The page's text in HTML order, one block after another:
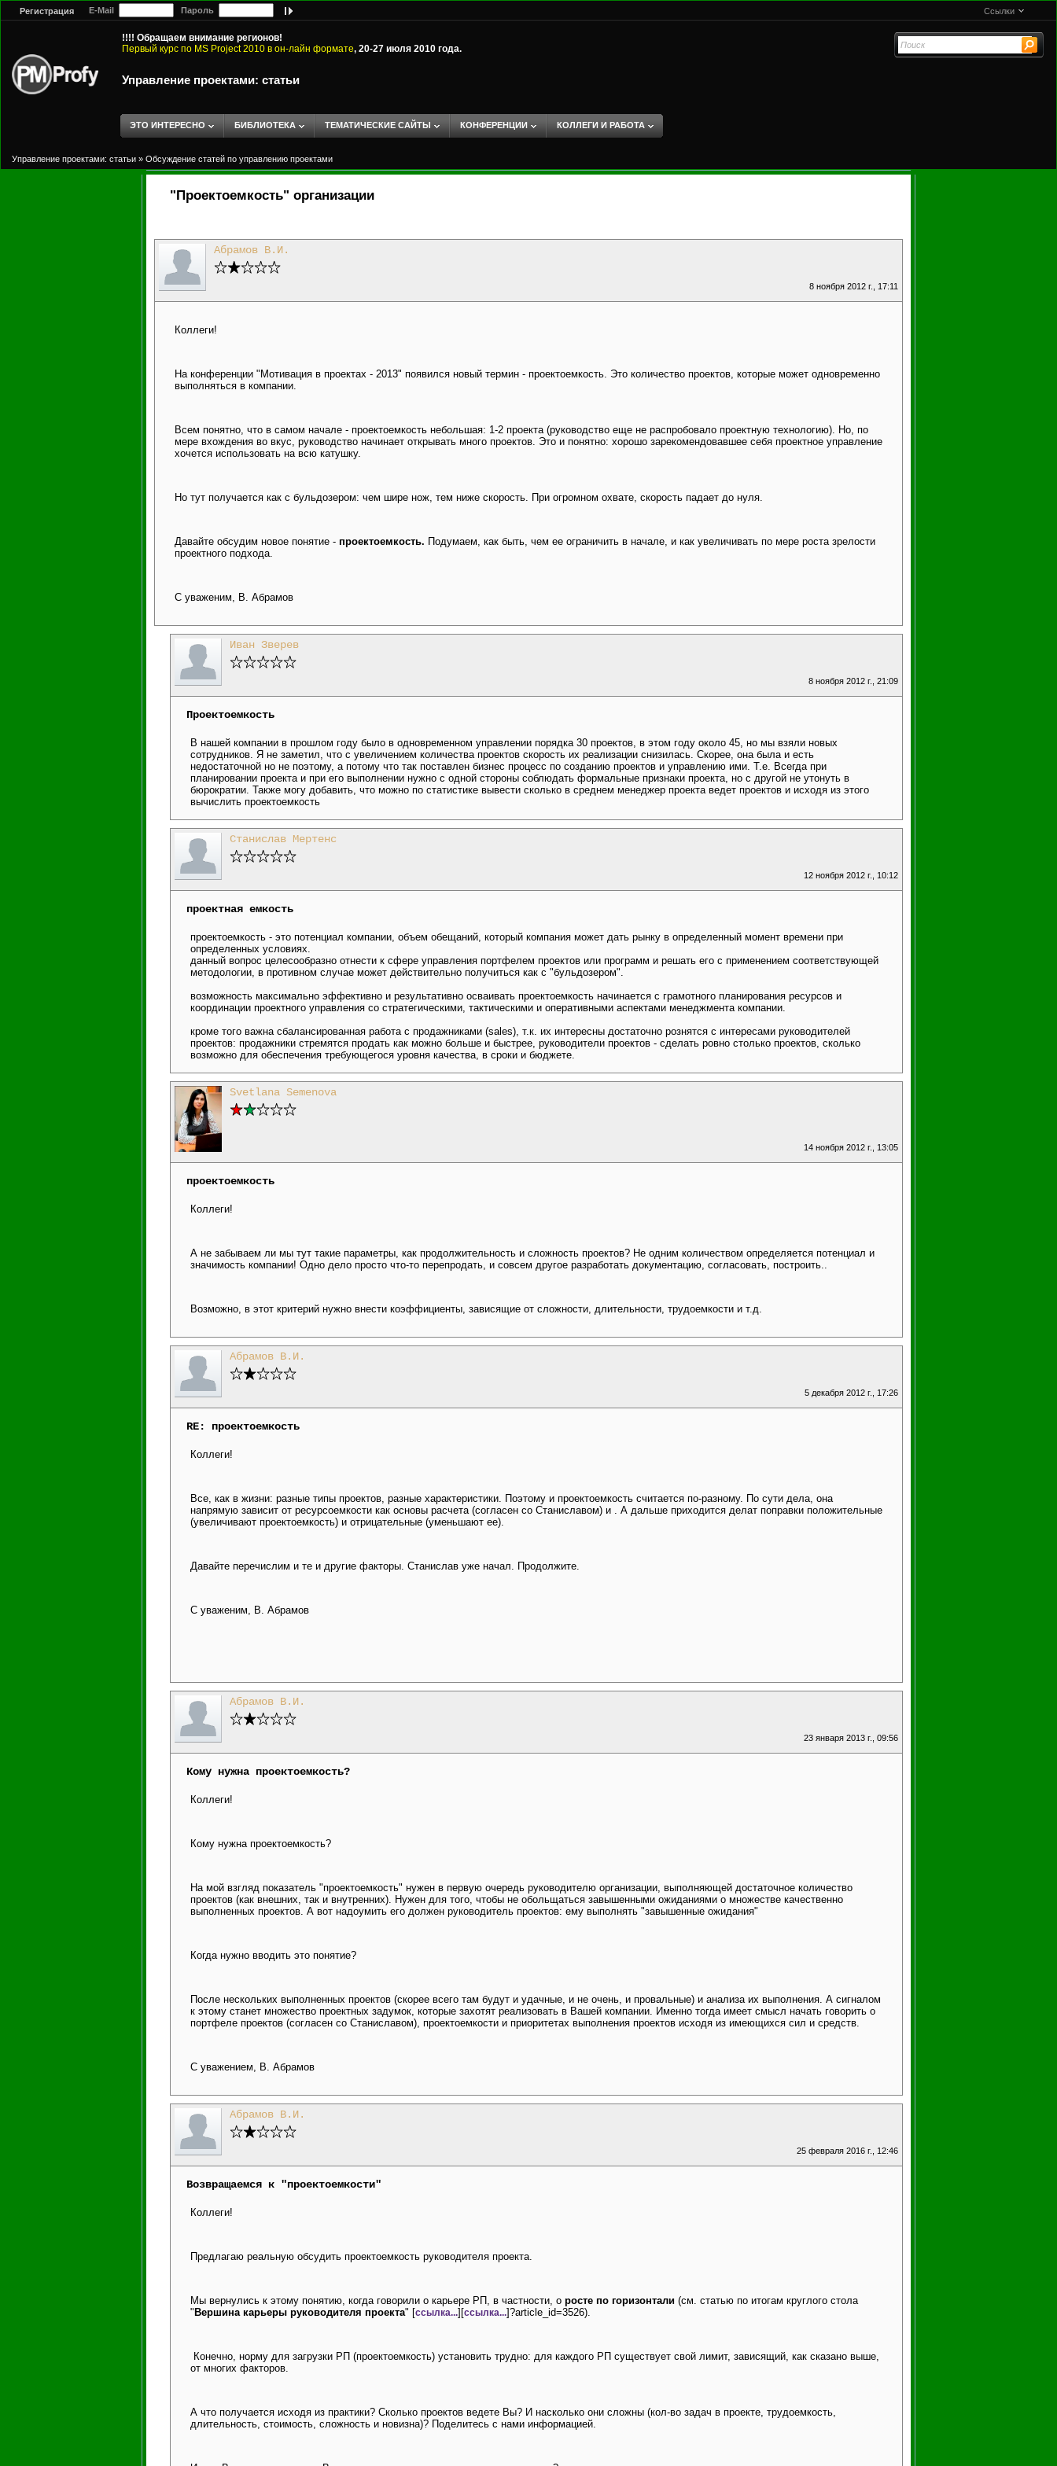
Регистрация E-Mail Пароль Ссылки
!!!! Обращаем внимание регионов!
Первый курс по MS Project 2010 в он-лайн формате, 20-27 июля 2010 года.
Управление проектами: статьи
ЭТО ИНТЕРЕСНО БИБЛИОТЕКА ТЕМАТИЧЕСКИЕ САЙТЫ КОНФЕРЕНЦИИ КОЛЛЕГИ И РАБОТА
Управление проектами: статьи » Обсуждение статей по управлению проектами
"Проектоемкость" организации
Абрамов В.И.
8 ноября 2012 г., 17:11
Коллеги!
На конференции "Мотивация в проектах - 2013" появился новый термин - проектоемкость. Это количество проектов, которые может одновременно
выполняться в компании.
Всем понятно, что в самом начале - проектоемкость небольшая: 1-2 проекта (руководство еще не распробовало проектную технологию). Но, по
мере вхождения во вкус, руководство начинает открывать много проектов. Это и понятно: хорошо зарекомендовавшее себя проектное управление
хочется использовать на всю катушку.
Но тут получается как с бульдозером: чем шире нож, тем ниже скорость. При огромном охвате, скорость падает до нуля.
Давайте обсудим новое понятие - проектоемкость. Подумаем, как быть, чем ее ограничить в начале, и как увеличивать по мере роста зрелости
проектного подхода.
С уваженим, В. Абрамов
Иван Зверев
8 ноября 2012 г., 21:09
Проектоемкость
В нашей компании в прошлом году было в одновременном управлении порядка 30 проектов, в этом году около 45, но мы взяли новых
сотрудников. Я не заметил, что с увеличением количества проектов скорость их реализации снизилась. Скорее, она была и есть
недостаточной но не поэтому, а потому что так поставлен бизнес процесс по созданию проектов и управлению ими. Т.е. Всегда при
планировании проекта и при его выполнении нужно с одной стороны соблюдать формальные признаки проекта, но с другой не утонуть в
бюрократии. Также могу добавить, что можно по статистике вывести сколько в среднем менеджер проекта ведет проектов и исходя из этого
вычислить проектоемкость
Станислав Мертенс
12 ноября 2012 г., 10:12
проектная емкость
проектоемкость - это потенциал компании, объем обещаний, который компания может дать рынку в определенный момент времени при
определенных условиях.
данный вопрос целесообразно отнести к сфере управления портфелем проектов или программ и решать его с применением соответствующей
методологии, в противном случае может действительно получиться как с "бульдозером".
возможность максимально эффективно и результативно осваивать проектоемкость начинается с грамотного планирования ресурсов и
координации проектного управления со стратегическими, тактическими и оперативными аспектами менеджмента компании.
кроме того важна сбалансированная работа с продажниками (sales), т.к. их интересны достаточно рознятся с интересами руководителей
проектов: продажники стремятся продать как можно больше и быстрее, руководители проектов - сделать ровно столько проектов, сколько
возможно для обеспечения требующегося уровня качества, в сроки и бюджете.
Svetlana Semenova
14 ноября 2012 г., 13:05
проектоемкость
Коллеги!
А не забываем ли мы тут такие параметры, как продолжительность и сложность проектов? Не одним количеством определяется потенциал и
значимость компании! Одно дело просто что-то перепродать, и совсем другое разработать документацию, согласовать, построить..
Возможно, в этот критерий нужно внести коэффициенты, зависящие от сложности, длительности, трудоемкости и т.д.
Абрамов В.И.
5 декабря 2012 г., 17:26
RE: проектоемкость
Коллеги!
Все, как в жизни: разные типы проектов, разные характеристики. Поэтому и проектоемкость считается по-разному. По сути дела, она
напрямую зависит от ресурсоемкости как основы расчета (согласен со Станиславом) и . А дальше приходится делат поправки положительные
(увеличивают проектоемкость) и отрицательные (уменьшают ее).
Давайте перечислим и те и другие факторы. Станислав уже начал. Продолжите.
С уваженим, В. Абрамов
Абрамов В.И.
23 января 2013 г., 09:56
Кому нужна проектоемкость?
Коллеги!
Кому нужна проектоемкость?
На мой взгляд показатель "проектоемкость" нужен в первую очередь руководителю организации, выполняющей достаточное количество
проектов (как внешних, так и внутренних). Нужен для того, чтобы не обольщаться завышенными ожиданиями о множестве качественно
выполненных проектов. А вот надоумить его должен руководитель проектов: ему выполнять "завышенные ожидания"
Когда нужно вводить это понятие?
После нескольких выполненных проектов (скорее всего там будут и удачные, и не очень, и провальные) и анализа их выполнения. А сигналом
к этому станет множество проектных задумок, которые захотят реализовать в Вашей компании. Именно тогда имеет смысл начать говорить о
портфеле проектов (согласен со Станиславом), проектоемкости и приоритетах выполнения проектов исходя из имеющихся сил и средств.
С уважением, В. Абрамов
Абрамов В.И.
25 февраля 2016 г., 12:46
Возвращаемся к "проектоемкости"
Коллеги!
Предлагаю реальную обсудить проектоемкость руководителя проекта.
Мы вернулись к этому понятию, когда говорили о карьере РП, в частности, о росте по горизонтали (см. статью по итогам круглого стола
" Вершина карьеры руководителя проекта" [ссылка...][ссылка...]?article_id=3526).
Конечно, норму для загрузки РП (проектоемкость) установить трудно: для каждого РП существует свой лимит, зависящий, как сказано выше,
от многих факторов.
А что получается исходя из практики? Сколько проектов ведете Вы? И насколько они сложны (кол-во задач в проекте, трудоемкость,
длительность, стоимость, сложность и новизна)? Поделитесь с нами информацией.